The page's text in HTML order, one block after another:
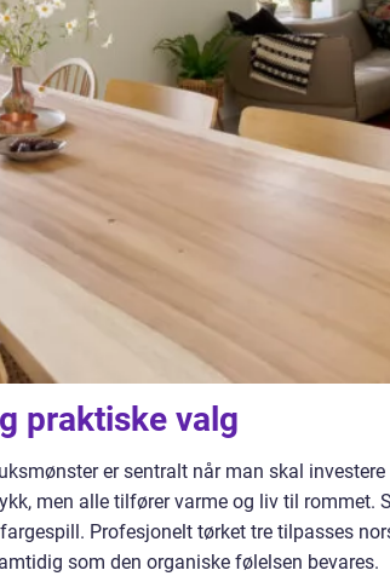
praktiske valg
er sentralt når man skal
men alle tilfører varme og liv til rommet.
Profesjonelt tørket tre tilpasses
som den organiske følelsen bevares.